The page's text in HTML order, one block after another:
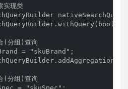
现类
分组)查询
= "skuBrand";
分组)查询